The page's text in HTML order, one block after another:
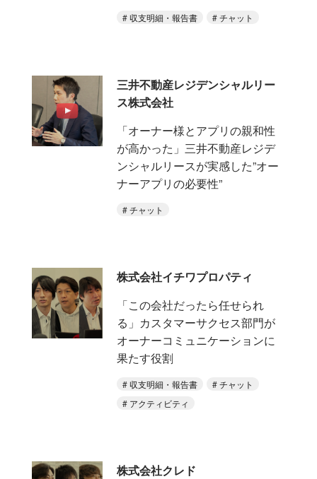
収支明細・報告書 チャット
三井不動産レジデンシャルリー
ス株式会社
「オーナー様とアプリの親和性
が高かった」三井不動産レジデ
ンシャルリースが実感した”オー
ナーアプリの必要性”
チャット
株式会社イチワプロパティ
「この会社だったら任せられ
る」カスタマーサクセス部門が
オーナーコミュニケーションに
果たす役割
収支明細・報告書
チャット
アクティビティ
株式会社クレド